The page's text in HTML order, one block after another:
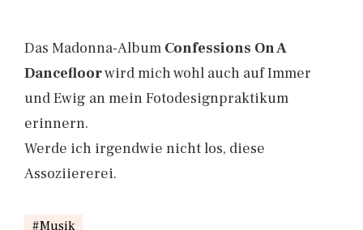
Das Madonna-Album Confessions On A
Dancefloorwird mich wohl auch auf Immer
und Ewig an mein Fotodesignpraktikum
erinnern.
Werde ich irgendwie nicht los, diese
Assoziiererei.
Musik